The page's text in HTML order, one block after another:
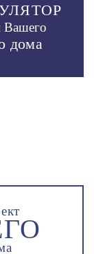
Вашего
дома